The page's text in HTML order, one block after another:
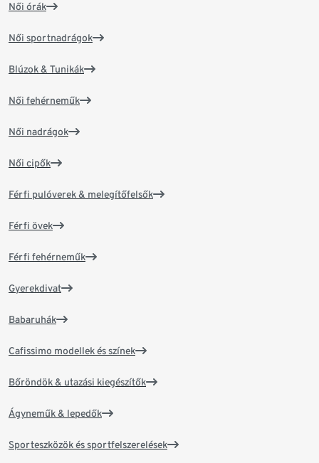
Női órák
Női sportnadrágok
Blúzok & Tunikák
Női fehérneműk
Női nadrágok
Női cipők
Férfi pulóverek & melegítőfelsők
Férfi övek
Férfi fehérneműk
Gyerekdivat
Babaruhák
Cafissimo modellek és színek
Bőröndök & utazási kiegészítők
Ágyneműk & lepedők
Sporteszközök és sportfelszerelések